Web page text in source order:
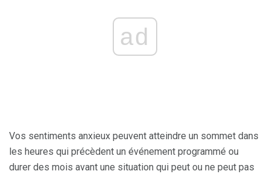
ad
Vos sentiments anxieux peuvent atteindre un sommet dans
les heures qui précèdent un événement programmé ou
durer des mois avant une situation qui peut ou ne peut pas